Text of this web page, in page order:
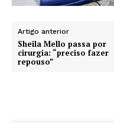
Artigo anterior
Sheila Mello passa por
cirurgia: “preciso fazer
repouso”